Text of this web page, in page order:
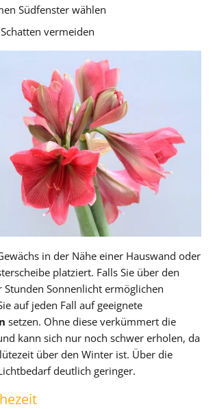
Südfenster wählen
vermeiden
in der Nähe einer Hauswand oder
platziert. Falls Sie über den
Sonnenlicht ermöglichen
auf jeden Fall auf geeignete
setzen. Ohne diese verkümmert die
kann sich nur noch schwer erholen, da
über den Winter ist. Über die
deutlich geringer.